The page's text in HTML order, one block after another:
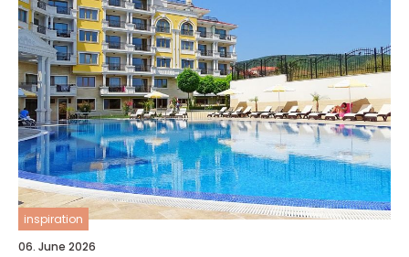
inspiration
06. June 2026